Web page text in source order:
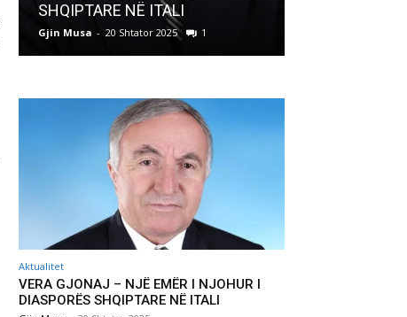
SHQIPTARE NË ITALI
Gjin Musa - 20 Shtator 2025 1
Aktualitet
VERA GJONAJ – NJË EMËR I NJOHUR I
DIASPORËS SHQIPTARE NË ITALI